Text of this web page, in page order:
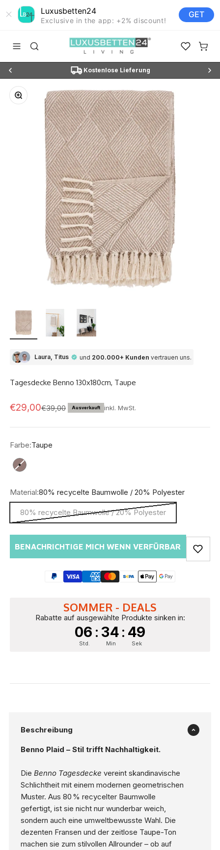
Luxusbetten24
Exclusive in the app: +2% discount!
GET
Navigationsmenü öffnen
Suche öffnen
Luxusbetten24
Favoriten
Kostenlose Lieferung
Bild vergrößern
Laura, Titus und 200.000+ Kunden vertrauen uns.
Tagesdecke Benno 130x180cm, Taupe
Angebot
€29,00Regulärer Preis
€39,00 Ausverkauft inkl. MwSt.
Farbe:Taupe
Taupe
Material:80% recycelte Baumwolle / 20% Polyester
80% recycelte Baumwolle / 20% Polyester
BENACHRICHTIGE MICH WENN VERFÜRBAR
SOMMER - DEALS
Rabatte auf ausgewählte Produkte sinken in:
06 : 34 : 48
Std. Min Sek
Beschreibung
Benno Plaid – Stil trifft Nachhaltigkeit.
Die Benno Tagesdecke vereint skandinavische
Schlichtheit mit einem modernen geometrischen
Muster. Aus 80 % recycelter Baumwolle
gefertigt, ist sie nicht nur wunderbar weich,
sondern auch eine umweltbewusste Wahl. Die
dezenten Fransen und der zeitlose Taupe-Ton
machen sie zum stilvollen Allrounder – ob auf